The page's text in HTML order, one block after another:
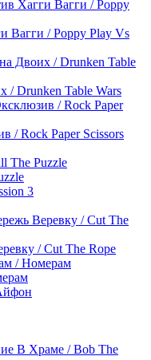
Вагги / Poppy Play Vs
Drunken Table Wars
/ Rock Paper Scissors
/ Cut The Rope